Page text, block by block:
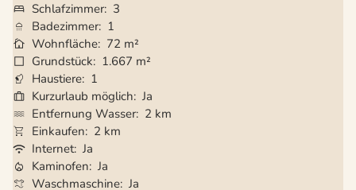
Schlafzimmer 3
Badezimmer 1
Wohnfläche 72 m²
Grundstück
1.667 m²
Haustiere 1
Kurzurlaub möglich Ja
Entfernung Wasser 2 km
Einkaufen
2 km
Internet Ja
Kaminofen Ja
Waschmaschine Ja